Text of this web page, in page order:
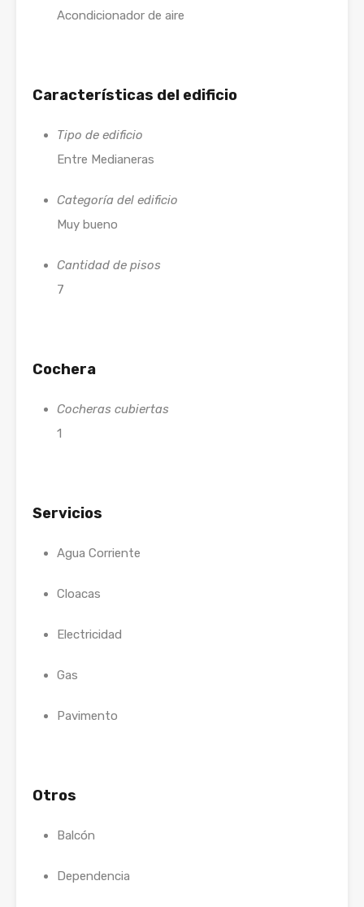
Acondicionador de aire
Características del edificio
Tipo de edificio
Entre Medianeras
Categoría del edificio
Muy bueno
Cantidad de pisos
7
Cochera
Cocheras cubiertas
1
Servicios
Agua Corriente
Cloacas
Electricidad
Gas
Pavimento
Otros
Balcón
Dependencia